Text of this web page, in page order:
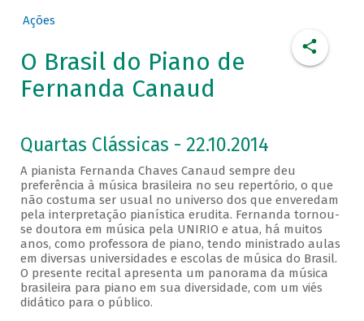
Ações
O Brasil do Piano de
Fernanda Canaud
Quartas Clássicas - 22.10.2014
A pianista Fernanda Chaves Canaud sempre deu
preferência à música brasileira no seu repertório, o que
não costuma ser usual no universo dos que enveredam
pela interpretação pianística erudita. Fernanda tornou-
se doutora em música pela UNIRIO e atua, há muitos
anos, como professora de piano, tendo ministrado aulas
em diversas universidades e escolas de música do Brasil.
O presente recital apresenta um panorama da música
brasileira para piano em sua diversidade, com um viés
didático para o público.